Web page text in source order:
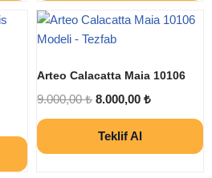
Arteo Calacatta Maia 10106
9.000,00₺ 8.000,00 ₺
Teklif Al